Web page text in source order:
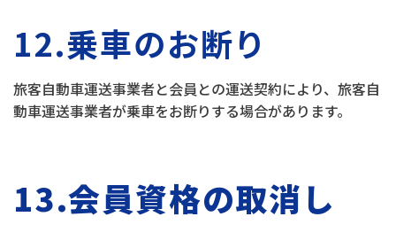
12.乗車のお断り
旅客自動車運送事業者と会員との運送契約により、旅客自
動車運送事業者が乗車をお断りする場合があります。
13.会員資格の取消し